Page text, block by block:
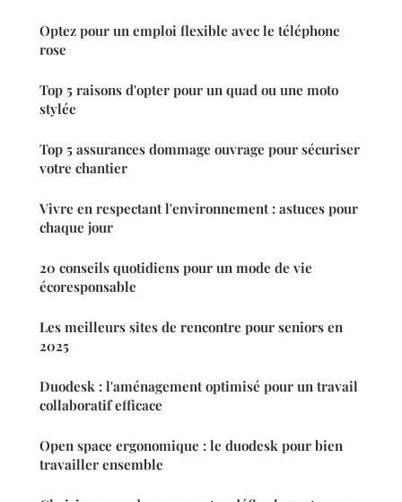
Optez pour un emploi flexible avec le téléphone
rose
Top 5 raisons d'opter pour un quad ou une moto
stylée
Top 5 assurances dommage ouvrage pour sécuriser
votre chantier
Vivre en respectant l'environnement : astuces pour
chaque jour
20 conseils quotidiens pour un mode de vie
écoresponsable
Les meilleurs sites de rencontre pour seniors en
2025
Duodesk : l'aménagement optimisé pour un travail
collaboratif efficace
Open space ergonomique : le duodesk pour bien
travailler ensemble